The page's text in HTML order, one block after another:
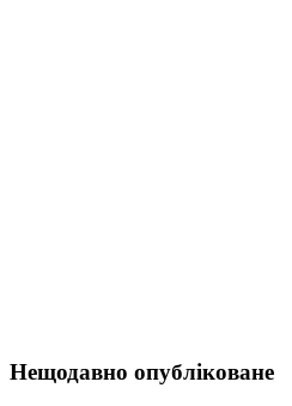
Нещодавно опубліковане